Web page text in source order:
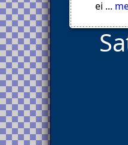
ei ...